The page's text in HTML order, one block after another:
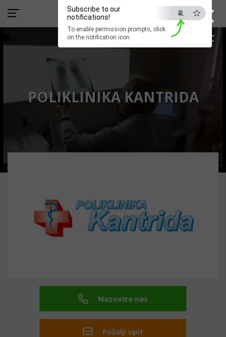
×
ESC
Subscribe to our
notifications!
To enable permission prompts, click
on the notification icon
POLIKLINIKA KANTRIDA
Nazovite nas
Pošalji upit